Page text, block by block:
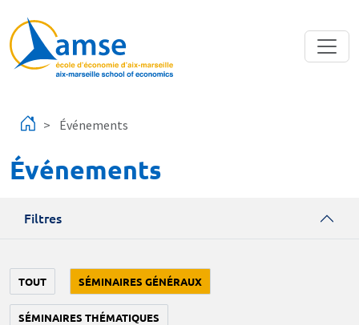
Événements
Événements
Filtres
TOUT SÉMINAIRES GÉNÉRAUX
SÉMINAIRES THÉMATIQUES